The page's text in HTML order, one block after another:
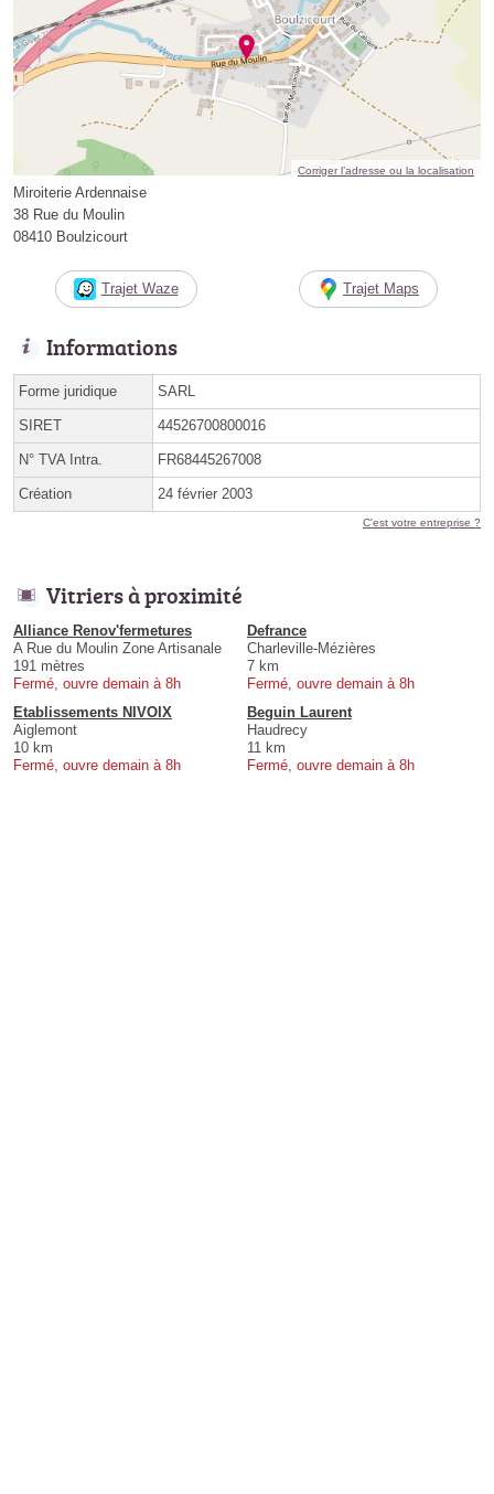
Corriger l’adresse ou la localisation
Miroiterie Ardennaise
38 Rue du Moulin
08410 Boulzicourt
Trajet Waze Trajet Maps
Informations
Forme juridique SARL
SIRET 44526700800016
N° TVA Intra. FR68445267008
Création 24 février 2003
C'est votre entreprise ?
Vitriers à proximité
Alliance Renov'fermetures
A Rue du Moulin Zone Artisanale
191 mètres
Fermé, ouvre demain à 8h
Defrance
Charleville-Mézières
7 km
Fermé, ouvre demain à 8h
Etablissements NIVOIX
Aiglemont
10 km
Fermé, ouvre demain à 8h
Beguin Laurent
Haudrecy
11 km
Fermé, ouvre demain à 8h